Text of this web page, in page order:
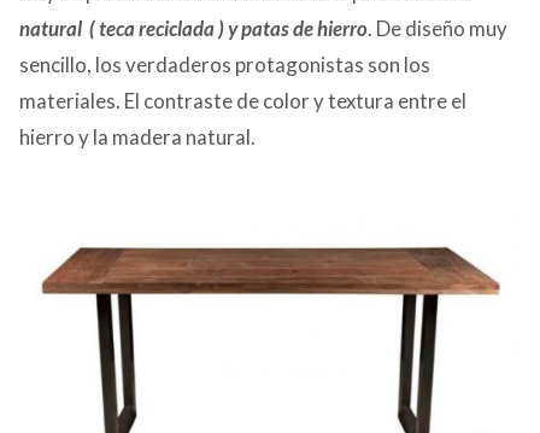
natural ( teca reciclada ) y patas de hierro. De diseño muy
sencillo, los verdaderos protagonistas son los
materiales. El contraste de color y textura entre el
hierro y la madera natural.